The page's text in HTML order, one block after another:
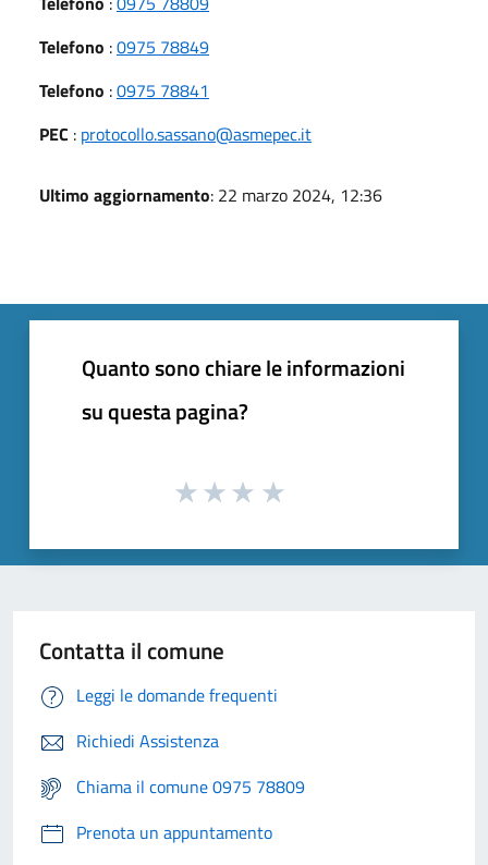
Telefono :0975 78849
Telefono :0975 78841
PEC : protocollo.sassano@asmepec.it
Ultimo aggiornamento: 22 marzo 2024, 12:36
Quanto sono chiare le informazioni
su questa pagina?
Contatta il comune
Leggi le domande frequenti
Richiedi Assistenza
Chiama il comune 0975 78809
Prenota un appuntamento